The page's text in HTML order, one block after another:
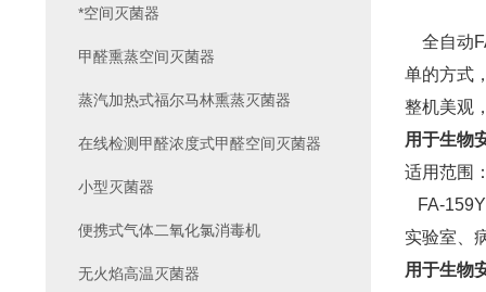
全自动
单的方式
整机美观
用于生物
适用范围
FA-
实验室、
用于生物
*空间灭菌器
甲醛熏蒸空间灭菌器
蒸汽加热式福尔马林熏蒸灭菌器
在线检测甲醛浓度式甲醛空间灭菌器
小型灭菌器
便携式气体二氧化氯消毒机
无火焰高温灭菌器